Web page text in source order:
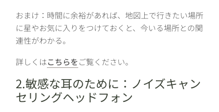
おまけ：時間に余裕があれば、地図上で行きたい場所
に星やお気に入りをつけておくと、今いる場所との関
連性がわかる。
詳しくはこちらをご覧ください。
2.敏感な耳のために：ノイズキャン
セリングヘッドフォン